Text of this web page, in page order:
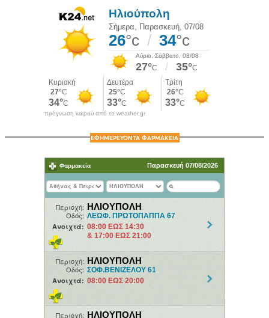
πρόγνωση καιρού από το weather.gr
ΕΦΗΜΕΡΕΥΟΝΤΑ ΦΑΡΜΑΚΕΙΑ